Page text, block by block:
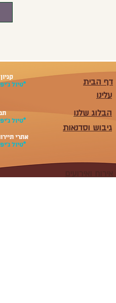
הבלוג שלנו
*טיול ג׳יפים 4
*טיול ג׳יפים 4
אתרי
*טיול ג׳יפים 4
גיבוש וסדנאות
עלינו
דף הבית